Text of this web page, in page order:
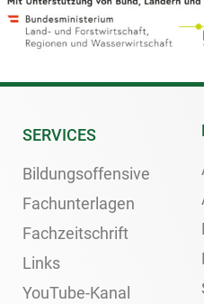
SERVICES
Bildungsoffensive
Fachunterlagen
Fachzeitschrift
Links
YouTube-Kanal